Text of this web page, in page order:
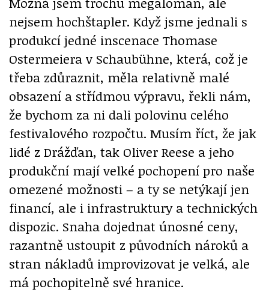
nejsem hochštapler. Když jsme jednali s
produkcí jedné inscenace Thomase
Ostermeiera v Schaubühne, která, což je
třeba zdůraznit, měla relativně malé
obsazení a střídmou výpravu, řekli nám,
že bychom za ni dali polovinu celého
festivalového rozpočtu. Musím říct, že jak
lidé z Drážďan, tak Oliver Reese a jeho
produkční mají velké pochopení pro naše
omezené možnosti – a ty se netýkají jen
financí, ale i infrastruktury a technických
dispozic. Snaha dojednat únosné ceny,
razantně ustoupit z původních nároků a
stran nákladů improvizovat je velká, ale
má pochopitelně své hranice.